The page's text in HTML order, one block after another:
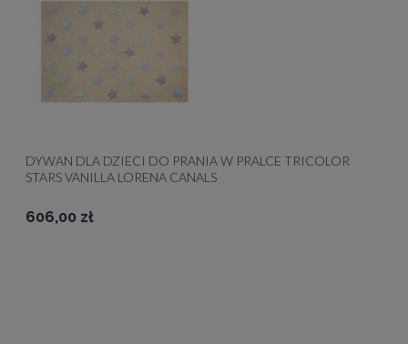
DYWAN DLA DZIECI DO PRANIA W PRALCE TRICOLOR
STARS VANILLA LORENA CANALS
606,00 zł